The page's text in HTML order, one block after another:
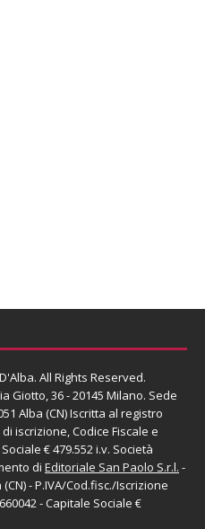
All Rights Reserved.
Giotto, 36 - 20145 Milano. Sede
Alba (CN) Iscritta al registro
iscrizione, Codice Fiscale e
€ 479.552 i.v. Società
di Editoriale San Paolo S.r.l. -
- P.IVA/Cod.fisc./Iscrizione
- Capitale Sociale €